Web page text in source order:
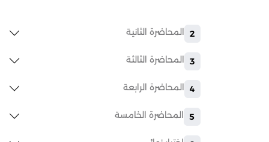
2 المحاضرة الثانية
3 المحاضرة الثالثة
4 المحاضرة الرابعة
5 المحاضرة الخامسة